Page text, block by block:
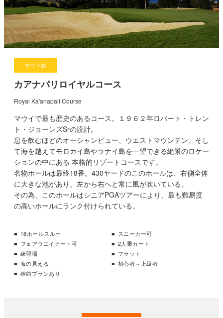
マウイ島
カアナパリロイヤルコース
Royal Ka'anapali Course
マウイで最も歴史のあるコース。１９６２年ロバート・トレン
ト・ジョーンズSrの設計。
息を飲むほどのオーシャンビュー、ウエストマウンテン、そし
て海を越えてモロカイ島やラナイ島を一望できる絶景のロケー
ションの中にある 本格的リゾートコースです。
名物ホールは最終18番。430ヤードのこのホールは、右側全体
に大きな池があり、左から右へと常に風が吹いている。
その為、このホールはシニアPGAツアーにより、最も難易度
の高いホールにランク付けられている。
18ホールスルー
スニーカー可
フェアウエイカート可
2人乗カート
練習場
フラット
海の見える
初心者～上級者
確約プランあり